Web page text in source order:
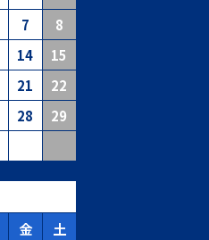
7
8
14
15
21
22
28
29
金 土